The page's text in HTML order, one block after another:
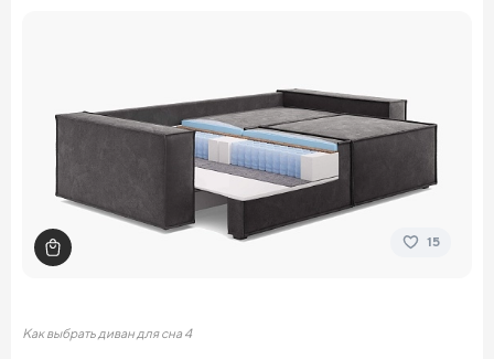
15
Как выбрать диван для сна 4